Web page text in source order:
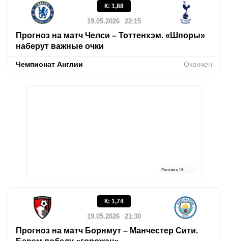
К: 1,88
19.05.2026 22:15
Прогноз на матч Челси – Тоттенхэм. «Шпоры»
наберут важные очки
Чемпионат Англии Окончен
Реклама 18+
К: 1,74
19.05.2026 21:30
Прогноз на матч Борнмут – Манчестер Сити.